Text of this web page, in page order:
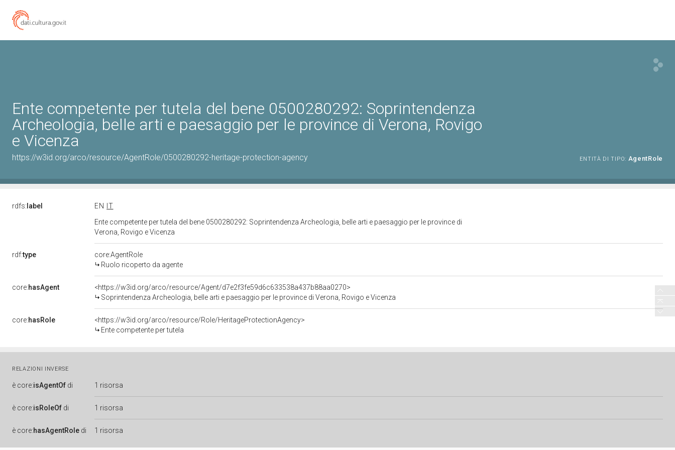
Ente competente per tutela del bene 0500280292: Soprintendenza
Archeologia, belle arti e paesaggio per le province di Verona, Rovigo
e Vicenza
https://w3id.org/arco/resource/AgentRole/0500280292-heritage-protection-agency ENTITÀ DI TIPO: AgentRole
rdfs: label EN
IT
Ente competente per tutela del bene 0500280292: Soprintendenza Archeologia, belle arti e paesaggio per le province di
Verona, Rovigo e Vicenza
rdf:type
core:AgentRole
Ruolo ricoperto da agente
core:hasAgent
<https://w3id.org/arco/resource/Agent/d7e2f3fe59d6c633538a437b88aa0270>
Soprintendenza Archeologia, belle arti e paesaggio per le province di Verona, Rovigo e Vicenza
core:hasRole
<https://w3id.org/arco/resource/Role/HeritageProtectionAgency>
Ente competente per tutela
RELAZIONI INVERSE
è core:isAgentOf di 1 risorsa
è core:isRoleOf di 1 risorsa
è core:hasAgentRole di 1 risorsa